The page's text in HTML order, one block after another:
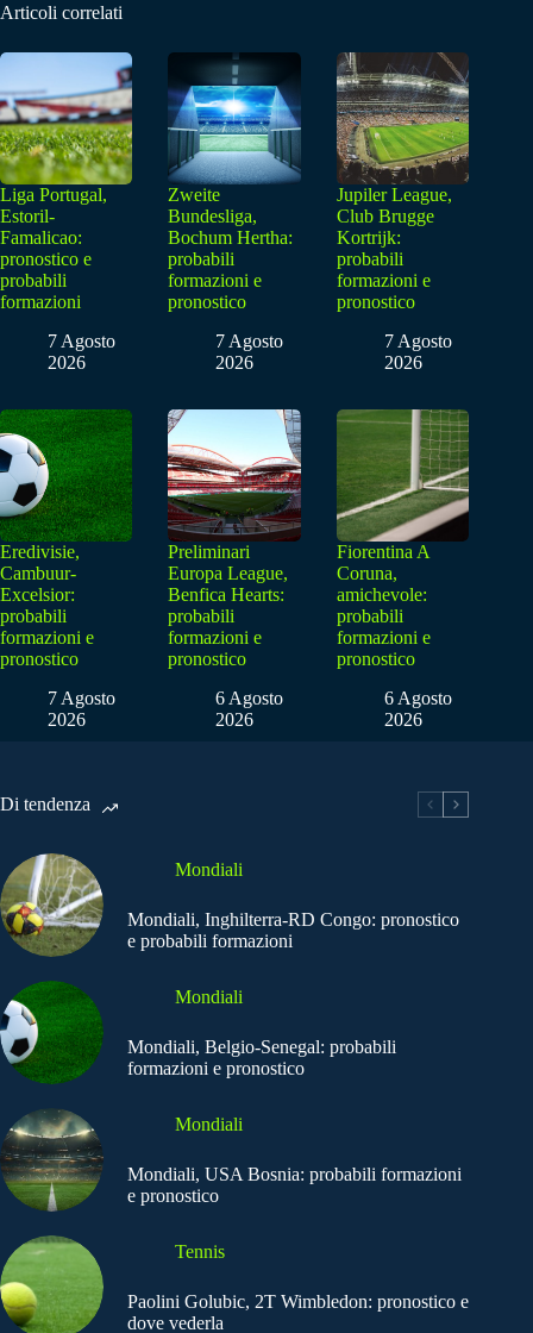
Articoli correlati
Liga Portugal,
Estoril-
Famalicao:
pronostico e
probabili
formazioni
7 Agosto
2026
Zweite
Bundesliga,
Bochum Hertha:
probabili
formazioni e
pronostico
7 Agosto
2026
Jupiler League,
Club Brugge
Kortrijk:
probabili
formazioni e
pronostico
7 Agosto
2026
Eredivisie,
Cambuur-
Excelsior:
probabili
formazioni e
pronostico
7 Agosto
2026
Preliminari
Europa League,
Benfica Hearts:
probabili
formazioni e
pronostico
6 Agosto
2026
Fiorentina A
Coruna,
amichevole:
probabili
formazioni e
pronostico
6 Agosto
2026
Di tendenza
Mondiali
Mondiali, Inghilterra-RD Congo: pronostico
e probabili formazioni
Mondiali
Mondiali, Belgio-Senegal: probabili
formazioni e pronostico
Mondiali
Mondiali, USA Bosnia: probabili formazioni
e pronostico
Tennis
Paolini Golubic, 2T Wimbledon: pronostico e
dove vederla